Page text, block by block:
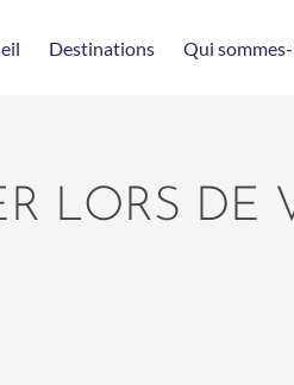
Destinations Qui
LORS DE